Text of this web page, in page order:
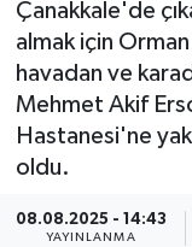
Çanakkale'de
almak için
havadan ve
Mehmet Akif
Hastanesi'ne
oldu.
08.08.2025 - 14:43
YAYINLANMA
KÜLTÜR
YAŞAM
SARIGÖL
SARUHANLI
KIRKAĞAÇ
KÖPRÜBAŞI
KULA
SARIGÖL
EKONOMİ
EĞİTİM
SPOR